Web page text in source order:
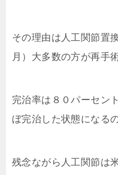
その理由は人工関節置
月）大多数の方が再手
完治率は８０パーセン
ぼ完治した状態になる
残念ながら人工関節は